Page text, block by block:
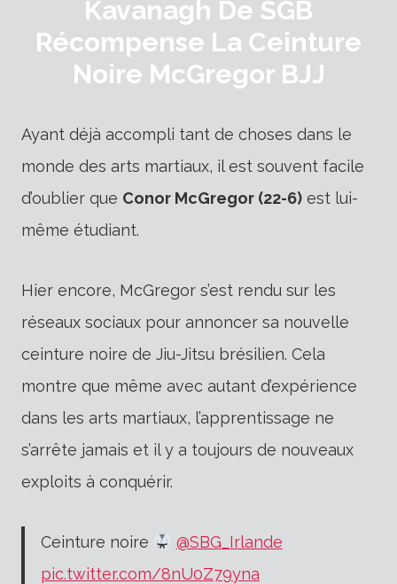
Kavanagh De SGB
Récompense La Ceinture
Noire McGregor BJJ
Ayant déjà accompli tant de choses dans le
monde des arts martiaux, il est souvent facile
d’oublier que Conor McGregor (22-6) est lui-
même étudiant.
Hier encore, McGregor s’est rendu sur les
réseaux sociaux pour annoncer sa nouvelle
ceinture noire de Jiu-Jitsu brésilien. Cela
montre que même avec autant d’expérience
dans les arts martiaux, l’apprentissage ne
s’arrête jamais et il y a toujours de nouveaux
exploits à conquérir.
Ceinture noire
@SBG_Irlande
pic.twitter.com/8nU0Z79yna